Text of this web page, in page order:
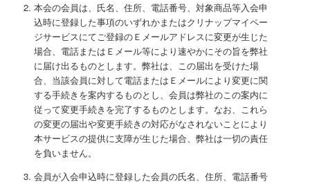
本会の会員は、氏名、住所、電話番号、対象商品等入会申
込時に登録した事項のいずれかまたはクリナップマイペー
ジサービスにてご登録のＥメールアドレスに変更が生じた
場合、電話またはＥメール等により速やかにその旨を弊社
に届け出るものとします。弊社は、この届出を受けた場
合、当該会員に対して電話またはＥメールにより変更に関
する手続きを案内するものとし、会員は弊社のこの案内に
従って変更手続きを完了するものとします。なお、これら
の変更の届出や変更手続きの対応がなされないことにより
本サービスの提供に支障が生じた場合、弊社は一切の責任
を負いません。
会員が入会申込時に登録した会員の氏名、住所、電話番号